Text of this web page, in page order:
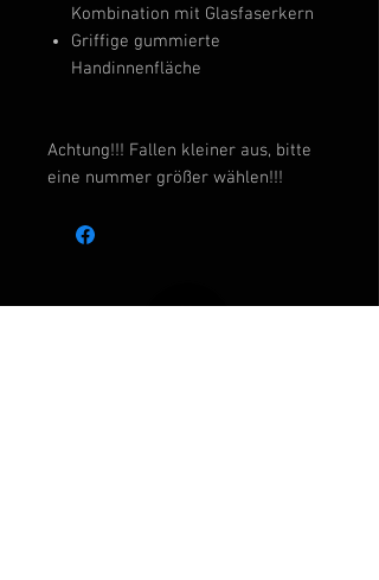
Kombination mit Glasfaserkern
Griffige gummierte
Handinnenfläche
Achtung!!! Fallen kleiner aus, bitte
eine nummer größer wählen!!!